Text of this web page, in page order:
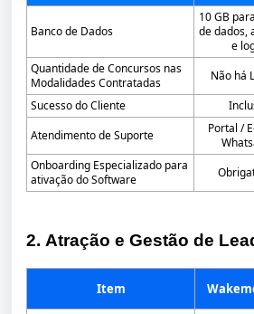
Banco de Dados
10 GB
de dados,
e
Quantidade de Concursos nas
Modalidades Contratadas
Não há
Sucesso do Cliente
Atendimento de Suporte
Portal /
Onboarding Especializado para
ativação do Software
2. Atração e Gestão de
Item